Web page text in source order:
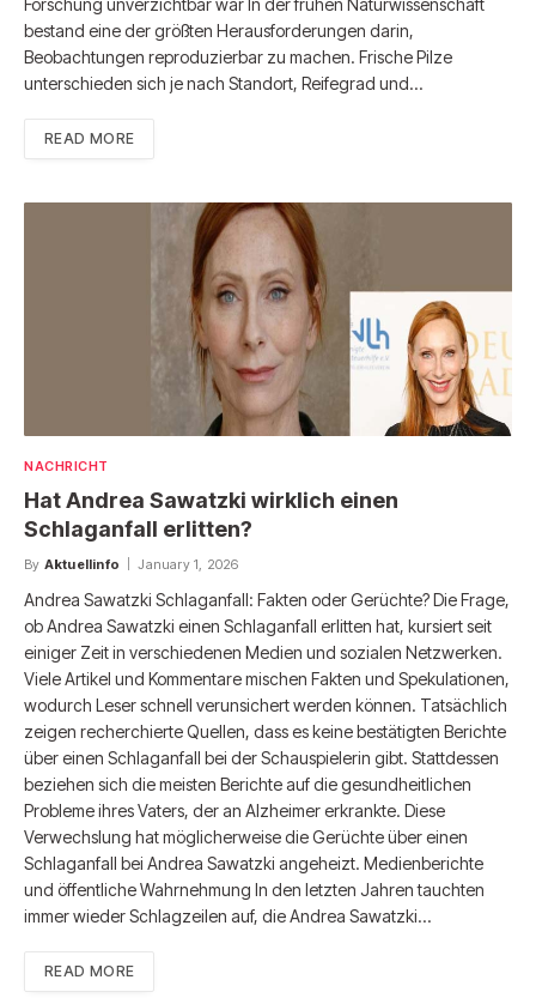
bestand eine der größten Herausforderungen darin,
Beobachtungen reproduzierbar zu machen. Frische Pilze
unterschieden sich je nach Standort, Reifegrad und…
READ MORE
NACHRICHT
Hat Andrea Sawatzki wirklich einen
Schlaganfall erlitten?
By Aktuellinfo January 1, 2026
Andrea Sawatzki Schlaganfall: Fakten oder Gerüchte? Die Frage,
ob Andrea Sawatzki einen Schlaganfall erlitten hat, kursiert seit
einiger Zeit in verschiedenen Medien und sozialen Netzwerken.
Viele Artikel und Kommentare mischen Fakten und Spekulationen,
wodurch Leser schnell verunsichert werden können. Tatsächlich
zeigen recherchierte Quellen, dass es keine bestätigten Berichte
über einen Schlaganfall bei der Schauspielerin gibt. Stattdessen
beziehen sich die meisten Berichte auf die gesundheitlichen
Probleme ihres Vaters, der an Alzheimer erkrankte. Diese
Verwechslung hat möglicherweise die Gerüchte über einen
Schlaganfall bei Andrea Sawatzki angeheizt. Medienberichte
und öffentliche Wahrnehmung In den letzten Jahren tauchten
immer wieder Schlagzeilen auf, die Andrea Sawatzki…
READ MORE